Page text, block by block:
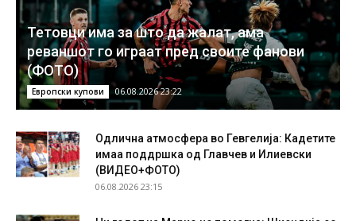
Тетовци има за што да жалат, ама
реваншот го играат пред своите фанови
(ФОТО)
Европски купови 06.08.2026 23:22
Одлична атмосфера во Гевгелија: Кадетите
имаа поддршка од Главчев и Илиевски
(ВИДЕО+ФОТО)
06.08.2026 23:15